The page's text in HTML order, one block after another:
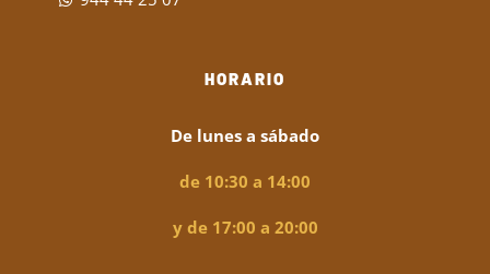
HORARIO
De lunes a sábado
de 10:30 a 14:00
y de 17:00 a 20:00